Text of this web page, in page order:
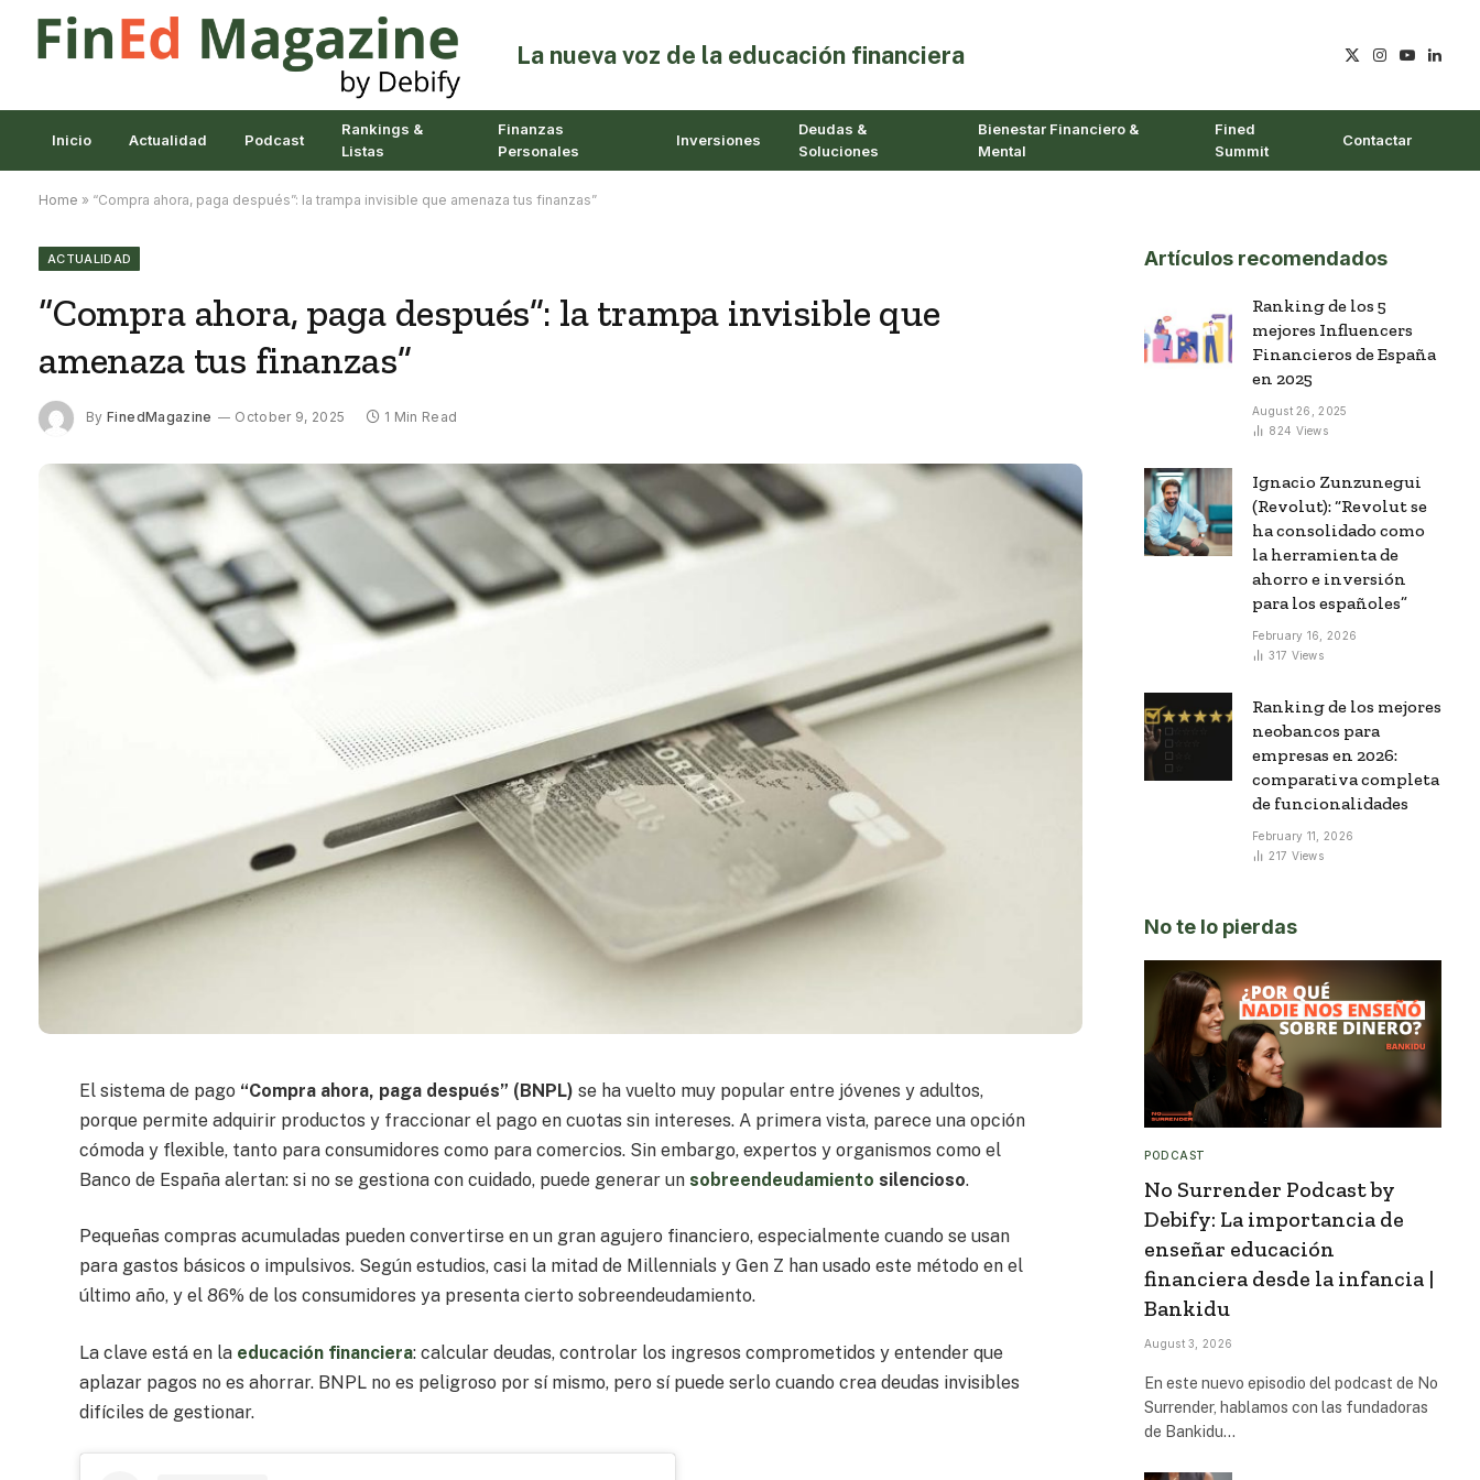
⁠La nueva voz de la educación financiera
X
Instagram
YouTube
Inicio Actualidad Podcast
Rankings &
Listas
Finanzas
Personales
Inversiones
Deudas &
Soluciones
Bienestar Financiero &
Mental
Fined
Summit
Contactar
Home » “Compra ahora, paga después”: la trampa invisible que amenaza tus finanzas”
ACTUALIDAD
“Compra ahora, paga después”: la trampa invisible que
amenaza tus finanzas”
By FinedMagazine October 9, 2025 1 Min Read
El sistema de pago “Compra ahora, paga después” (BNPL) se ha vuelto muy popular entre jóvenes y adultos,
porque permite adquirir productos y fraccionar el pago en cuotas sin intereses. A primera vista, parece una opción
cómoda y flexible, tanto para consumidores como para comercios. Sin embargo, expertos y organismos como el
Banco de España alertan: si no se gestiona con cuidado, puede generar unsobreendeudamiento silencioso.
Pequeñas compras acumuladas pueden convertirse en un gran agujero financiero, especialmente cuando se usan
para gastos básicos o impulsivos. Según estudios, casi la mitad de Millennials y Gen Z han usado este método en el
último año, y el 86% de los consumidores ya presenta cierto sobreendeudamiento.
La clave está en la educación financiera: calcular deudas, controlar los ingresos comprometidos y entender que
aplazar pagos no es ahorrar. BNPL no es peligroso por sí mismo, pero sí puede serlo cuando crea deudas invisibles
difíciles de gestionar.
Artículos recomendados
Ranking de los 5
mejores Influencers
Financieros de España
en 2025
August 26, 2025
824 Views
Ignacio Zunzunegui
(Revolut): “Revolut se
ha consolidado como
la herramienta de
ahorro e inversión
para los españoles”
February 16, 2026
317 Views
Ranking de los mejores
neobancos para
empresas en 2026:
comparativa completa
de funcionalidades
February 11, 2026
217 Views
No te lo pierdas
PODCAST
No Surrender Podcast by
Debify: La importancia de
enseñar educación
financiera desde la infancia |
Bankidu
August 3, 2026
En este nuevo episodio del podcast de No
Surrender, hablamos con las fundadoras
de Bankidu…